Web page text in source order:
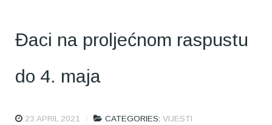
Đaci na proljećnom raspustu
do 4. maja
23 APRIL 2021 CATEGORIES: VIJESTI